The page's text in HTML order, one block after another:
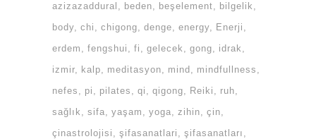
azizazaddural
beden beşelement
bilgelik
body chi chigong denge energy
Enerji
erdem
fengshui fi gelecek gong
idrak
izmir
kalp meditasyon mind
mindfullness
nefes
pi pilates qi qigong Reiki
ruh
sağlık
sifa yaşam yoga zihin
çin
çinastrolojisi
şifasanatlari
şifasanatları